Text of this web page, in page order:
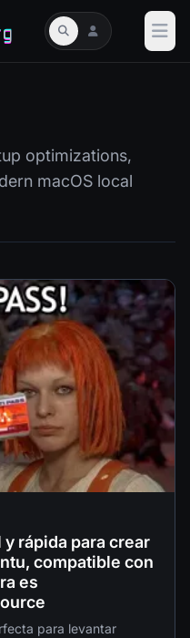
optimizations,
macOS local
rápida para crear
compatible con
es
para levantar